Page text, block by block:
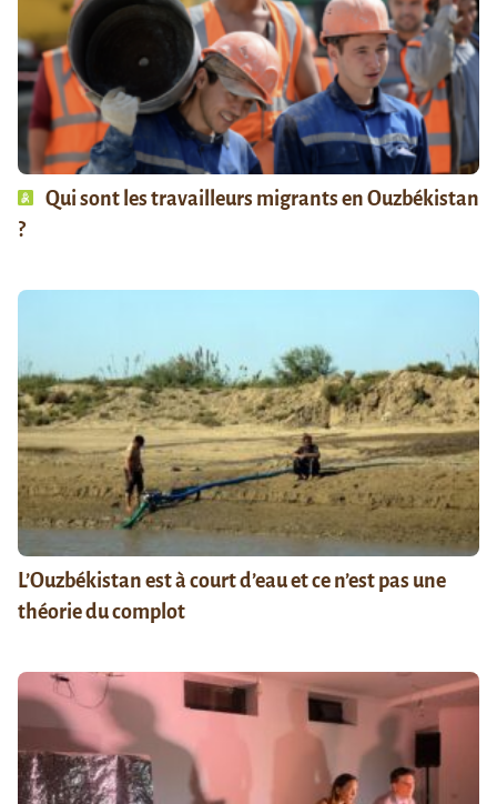
Qui sont les travailleurs migrants en Ouzbékistan
?
L’Ouzbékistan est à court d’eau et ce n’est pas une
théorie du complot